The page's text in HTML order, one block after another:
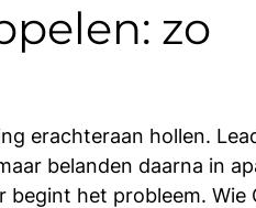
zo
erachteraan hollen.
belanden daarna in
het probleem. Wie